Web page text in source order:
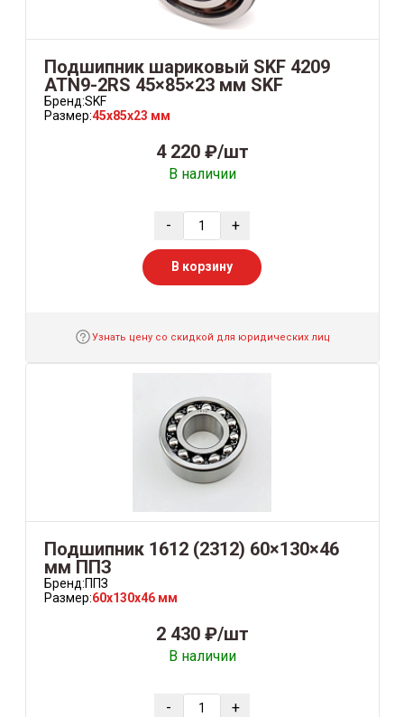
Подшипник шариковый SKF 4209
ATN9-2RS 45×85×23 мм SKF
Бренд:SKF
Размер:45x85x23 мм
4 220 ₽/шт
В наличии
- +
В корзину
Узнать цену со скидкой для юридических лиц
Подшипник 1612 (2312) 60×130×46
мм ППЗ
Бренд:ППЗ
Размер:60x130x46 мм
2 430 ₽/шт
В наличии
- +